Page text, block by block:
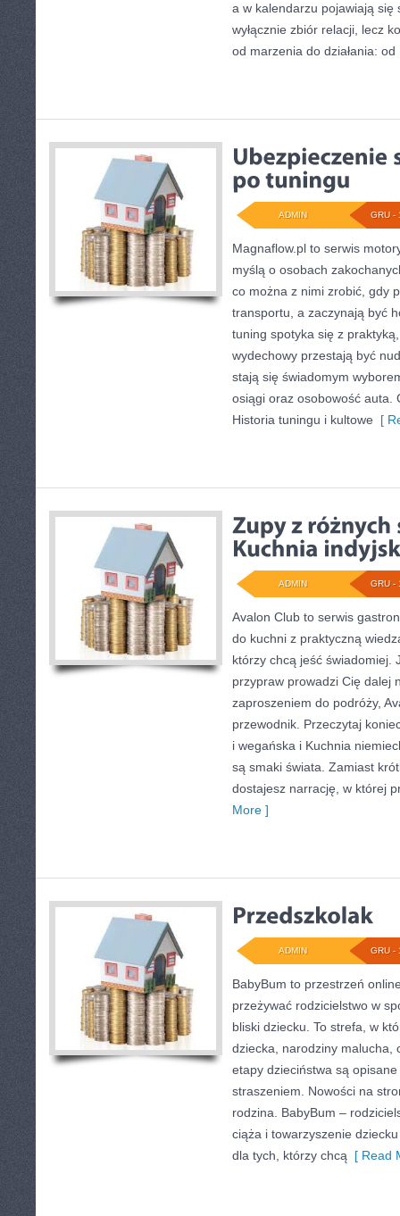
a w kalendarzu pojawiają się
wyłącznie zbiór relacji, lecz
od marzenia do działania: od
GRU -
ADMIN
Magnaflow.pl to serwis
myślą o osobach
co można z nimi zrobić, gdy
transportu, a zaczynają być
tuning spotyka się z
wydechowy przestają być
stają się świadomym
osiągi oraz osobowość auta.
Historia tuningu i kultowe [
GRU -
ADMIN
Avalon Club to serwis
do kuchni z praktyczną
którzy chcą jeść świadomiej.
przypraw prowadzi Cię dalej
zaproszeniem do podróży,
przewodnik. Przeczytaj
i wegańska i Kuchnia
są smaki świata. Zamiast
dostajesz narrację, w której
More ]
GRU -
ADMIN
BabyBum to przestrzeń
przeżywać rodzicielstwo w
bliski dziecku. To strefa, w
dziecka, narodziny malucha,
etapy dzieciństwa są
straszeniem. Nowości na
rodzina. BabyBum –
ciąża i towarzyszenie
dla tych, którzy chcą [ Read